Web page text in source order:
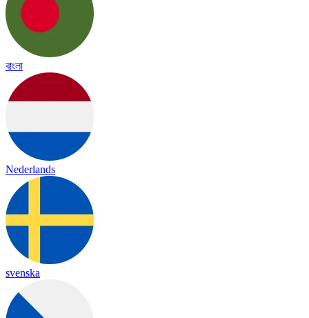
বাংলা
Nederlands
svenska